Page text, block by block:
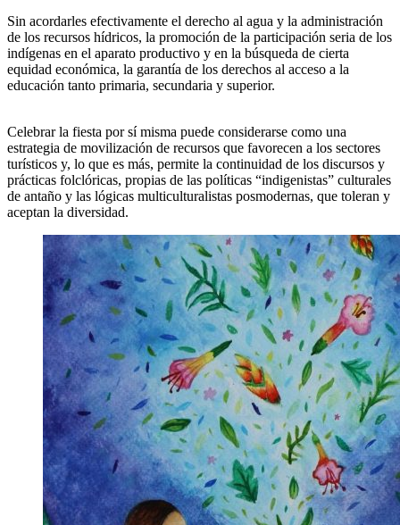
Sin acordarles efectivamente el derecho al agua y la administración
de los recursos hídricos, la promoción de la participación seria de los
indígenas en el aparato productivo y en la búsqueda de cierta
equidad económica, la garantía de los derechos al acceso a la
educación tanto primaria, secundaria y superior.
Celebrar la fiesta por sí misma puede considerarse como una
estrategia de movilización de recursos que favorecen a los sectores
turísticos y, lo que es más, permite la continuidad de los discursos y
prácticas folclóricas, propias de las políticas “indigenistas” culturales
de antaño y las lógicas multiculturalistas posmodernas, que toleran y
aceptan la diversidad.